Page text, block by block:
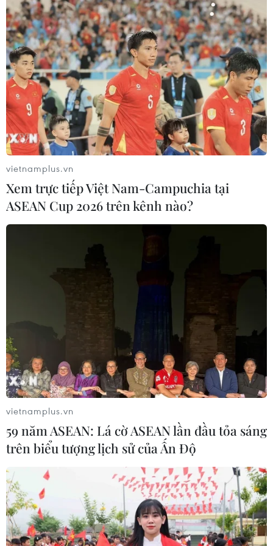
vietnamplus.vn
Xem trực tiếp Việt Nam-Campuchia tại
ASEAN Cup 2026 trên kênh nào?
vietnamplus.vn
59 năm ASEAN: Lá cờ ASEAN lần đầu tỏa sáng
trên biểu tượng lịch sử của Ấn Độ